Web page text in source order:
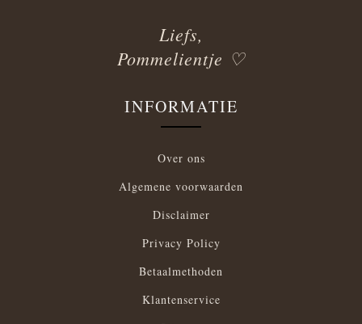
Liefs,
Pommelientje ♡
INFORMATIE
Over ons
Algemene voorwaarden
Disclaimer
Privacy Policy
Betaalmethoden
Klantenservice